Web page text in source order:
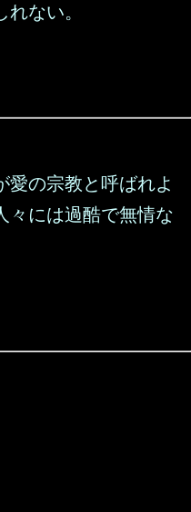
ない。
愛の宗教と呼ばれよ
々には過酷で無情な